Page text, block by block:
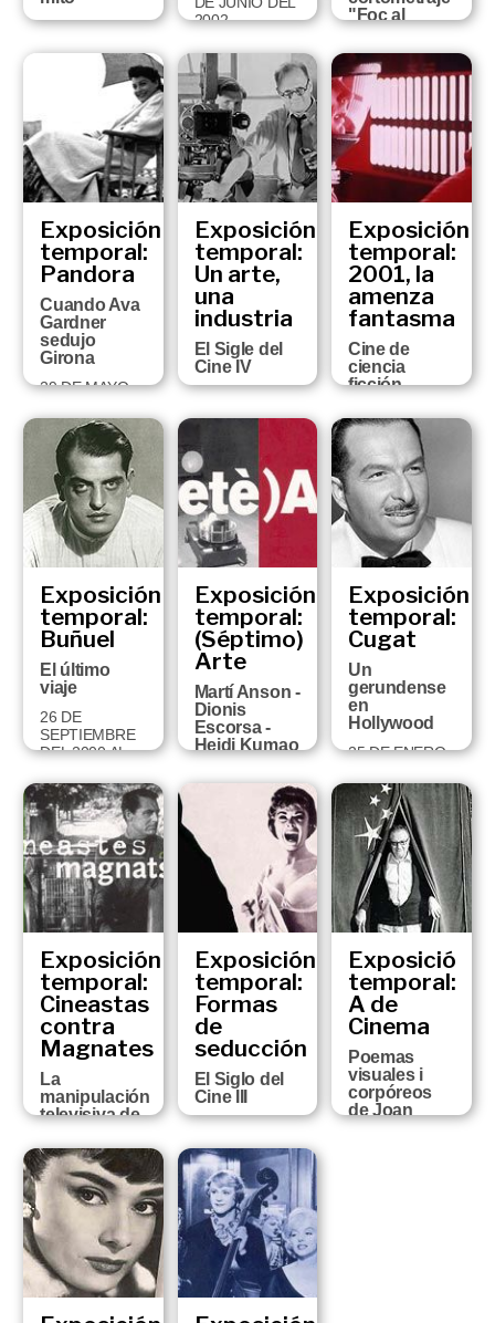
1 DE JULIO AL
SEPTIEMBRE
2002
"Foc al
càntir" de
Frederic
Amat,
basado en
un guión de
Joan Brossa
2 DE
OCTUBRE AL 9
DE DICIEMBRE
DE 2001
Exposición
temporal:
Pandora
Cuando Ava
Gardner
sedujo
Girona
29 DE MAYO
SEPTIEMBRE
DE 2001
Exposición
temporal:
Un arte,
una
industria
El Sigle del
Cine IV
13 DE
FEBRERO AL 1
2001
Exposición
temporal:
2001, la
amenza
fantasma
Cine de
ciencia
ficción
18 DE
DICIEMBRE
DEL 2000 AL
28 DE ABRIL
DEL 2001
Exposición
temporal:
Buñuel
El último
viaje
26 DE
SEPTIEMBRE
DEL 2000 AL
DEL 2001
Exposición
temporal:
(Séptimo)
Arte
Martí Anson -
Dionis
Escorsa -
Heidi Kumao
- Txuspo
Poyo
6 DE JUNIO AL
SEPTIEMBRE
DEL 2000
Exposición
temporal:
Cugat
Un
gerundense
en
Hollywood
25 DE ENERO
DEL 2000
Exposición
temporal:
Cineastas
contra
Magnates
La
manipulación
televisiva de
cinematográficas
13 DE
SEPTIEMBRE
DEL 1999 AL
16 DE ENERO
DEL 2000
Exposición
temporal:
Formas
de
seducción
El Siglo del
Cine III
11 DE MAYO
AL 5 DE
SEPTIEMBRE
DE 1999
Exposició
temporal:
A de
Cinema
Poemas
visuales i
corpóreos
de Joan
Brossa